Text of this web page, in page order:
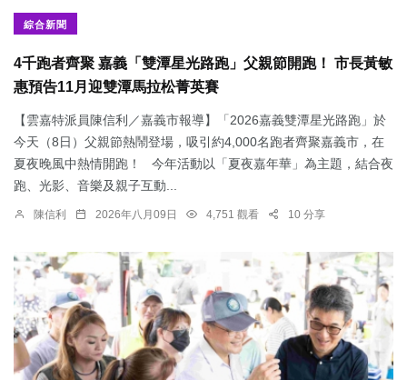
綜合新聞
4千跑者齊聚 嘉義「雙潭星光路跑」父親節開跑！ 市長黃敏
惠預告11月迎雙潭馬拉松菁英賽
【雲嘉特派員陳信利／嘉義市報導】「2026嘉義雙潭星光路跑」於
今天（8日）父親節熱鬧登場，吸引約4,000名跑者齊聚嘉義市，在
夏夜晚風中熱情開跑！ 今年活動以「夏夜嘉年華」為主題，結合夜
跑、光影、音樂及親子互動...
陳信利 2026年八月09日 4,751 觀看 10 分享